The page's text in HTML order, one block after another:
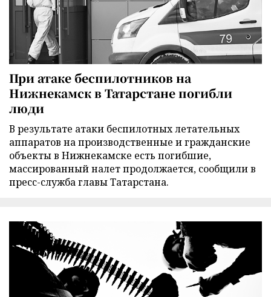
При атаке беспилотников на
Нижнекамск в Татарстане погибли
люди
В результате атаки беспилотных летательных
аппаратов на производственные и гражданские
объекты в Нижнекамске есть погибшие,
массированный налет продолжается, сообщили в
пресс-служба главы Татарстана.